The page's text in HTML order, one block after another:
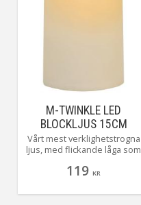
M-TWINKLE LED
BLOCKLJUS 15CM
ELFENBENSVIT
Vårt mest verklighetstrogna
ljus, med flickande låga som
behagligt varmvitt sken, styrs
inbyggda timern.
119 KR